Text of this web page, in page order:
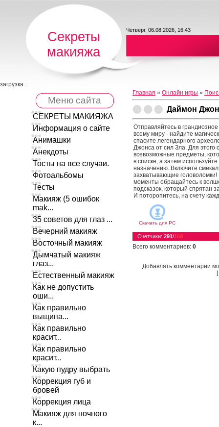
Секреты
макияжа
Четверг, 06.08.2026, 16:43
загрузка...
Меню сайта
СЕКРЕТЫ МАКИЯЖА
Информация о сайте
Анимашки
Анекдоты
Тосты на все случаи.
Фотоальбомы
Тесты
Макияж (5 ошибок
mak...
35 советов для глаз ...
Вечерний макияж
Восточный макияж
Дымчатый макияж
глаз...
Естественный макияж
Как не допустить
оши...
Как правильно
выщипа...
Как правильно
красит...
Как правильно
красит...
Какую пудру выбрать
Коррекция губ и
бровей
Коррекция лица
Макияж для ночного
к...
Главная » Онлайн игры »
Даймон
Отправляйтесь в
всему миру - найдите
спасите легендарного
Джонса от сил Зла. Для этого
всевозможные предметы,
в списке, а затем
назначению. Включите
захватывающие
моменты обращайтесь к
подсказок, который спрятан
И поторопитесь, на счету
Скачать для PC
Счетчики: 291/168
Всего комментариев: 0
Добавлять комментарии
[